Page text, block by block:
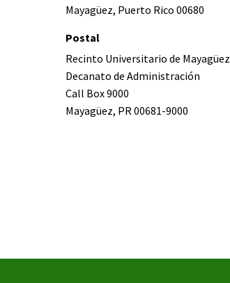
Mayagüez, Puerto Rico 00680
Postal
Recinto Universitario de Mayagüez
Decanato de Administración
Call Box 9000
Mayagüez, PR 00681-9000